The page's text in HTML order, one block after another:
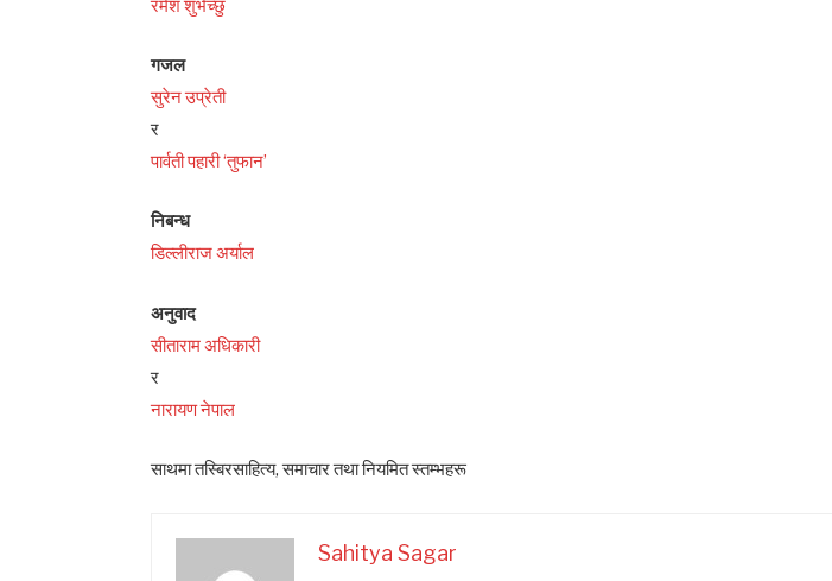
रमेश शुभेच्छु
गजल
सुरेन उप्रेती
र
पार्वती पहारी ‘तुफान’
निबन्ध
डिल्लीराज अर्याल
अनुवाद
सीताराम अधिकारी
र
नारायण नेपाल
साथमा तस्बिरसाहित्य, समाचार तथा नियमित स्तम्भहरू
Sahitya Sagar